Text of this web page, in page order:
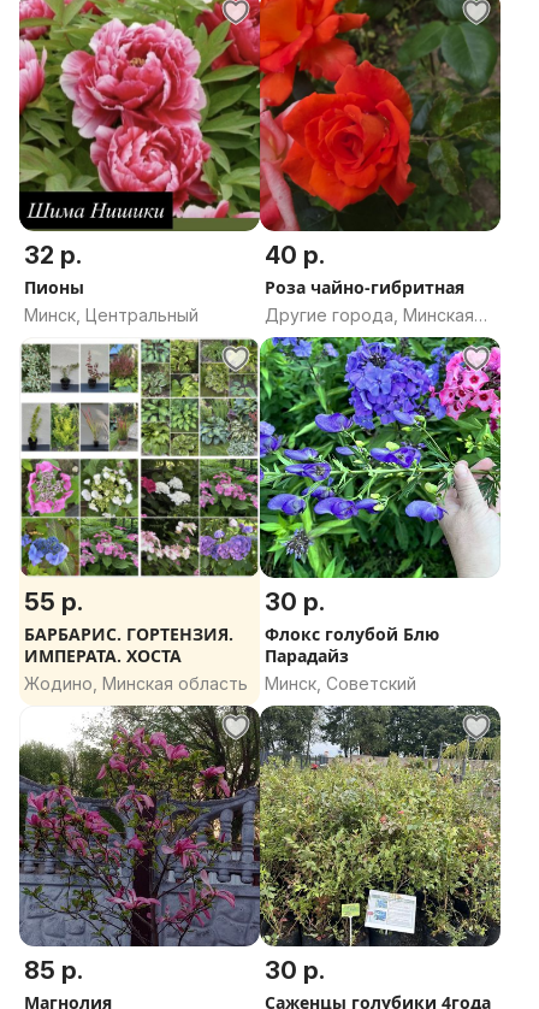
32 р.
Пионы
Минск, Центральный
40 р.
Роза чайно-гибритная
Другие города, Минская
область
55 р.
БАРБАРИС. ГОРТЕНЗИЯ.
ИМПЕРАТА. ХОСТА
Жодино, Минская область
30 р.
Флокс голубой Блю
Парадайз
Минск, Советский
85 р.
Магнолия
30 р.
Саженцы голубики 4года